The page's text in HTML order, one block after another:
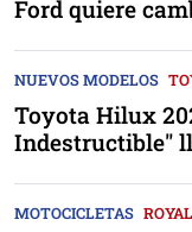
Ford quiere
NUEVOS MODELOS
Toyota Hilux
Indestructible"
MOTOCICLETAS